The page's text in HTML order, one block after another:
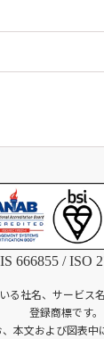
IS 666855 / ISO
る社名、サービス
登録商標です。
、本文および図表中